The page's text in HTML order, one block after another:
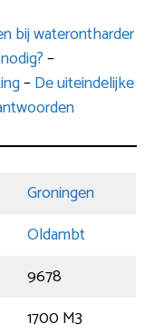
bij waterontharder
–
–De uiteindelijke
Groningen
Oldambt
9678
1700 M3